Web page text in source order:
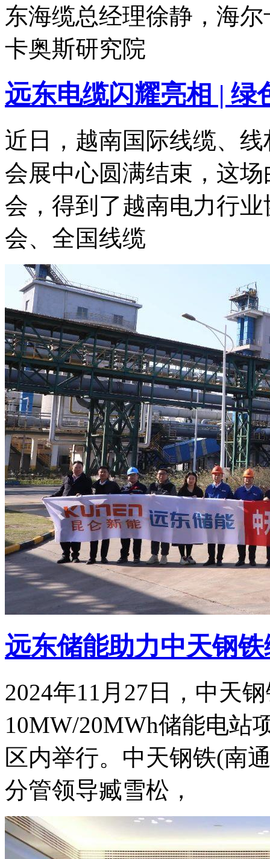
东海缆总经理徐静，海
卡奥斯研究院
远东电缆闪耀亮相 | 绿
近日，越南国际线缆、
会展中心圆满结束，这
会，得到了越南电力行
会、全国线缆
远东储能助力中天钢
2024年11月27日，中天
10MW/20MWh储能电站
区内举行。中天钢铁(南
分管领导臧雪松，